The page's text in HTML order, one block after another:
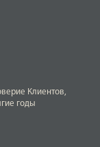
Клиентов,
годы